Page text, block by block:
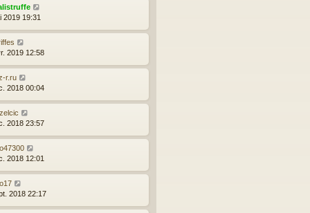
2019 19:31
2019 12:58
r.ru
2018 00:04
2018 23:57
2018 12:01
2018 22:17